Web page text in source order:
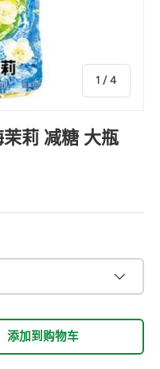
1 /的
4
茉莉 减糖 大瓶
添加到购物车